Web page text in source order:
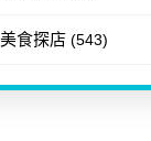
美食探店 (543)